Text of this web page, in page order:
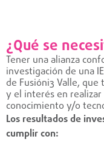
¿Qué se
Tener una alianza
investigación de una
de Fusióni3 Valle,
y el interés en
conocimiento y/o
Los resultados de
cumplir con: